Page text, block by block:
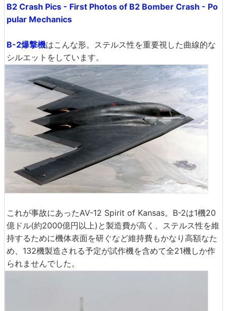
B2 Crash Pics - First Photos of B2 Bomber Crash - Po
pular Mechanics
B-2爆撃機はこんな形。ステルス性を重要視した曲線的な
シルエットをしています。
これが事故にあったAV-12 Spirit of Kansas。B-2は1機20
億ドル(約2000億円以上)と製造費が高く、ステルス性を維
持するために機体表面を研ぐなど維持費もかなり高額なた
め、132機製造される予定が試作機を含めて全21機しか作
られませんでした。